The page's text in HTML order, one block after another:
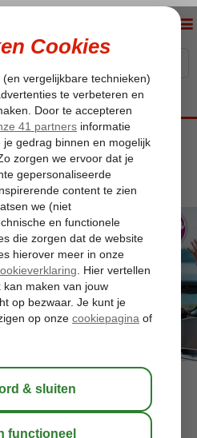
Curaçao
Curaçao